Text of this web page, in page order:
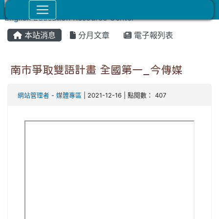
本站消息 分月文章 電子報列表
南市爭取雙語計畫 全國第一_今傳媒
網站管理者 - 媒體專區 | 2021-12-16 | 點閱數： 407